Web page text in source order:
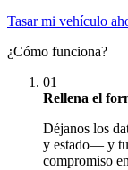
Tasar mi vehículo
¿Cómo funciona?
01
Rellena el
Déjanos los
y estado— y
compromiso